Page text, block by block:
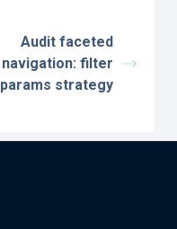
Audit faceted
navigation: filter
params strategy